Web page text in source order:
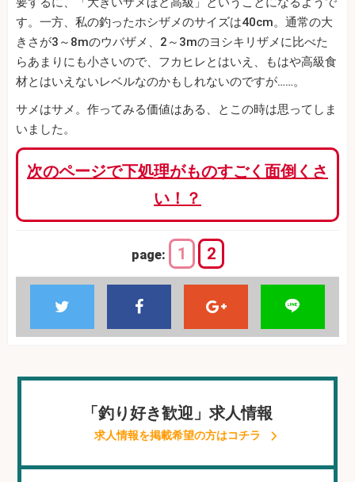
す。一方、私の釣ったホシザメのサイズは40cm。通常の大
きさが3～8mのウバザメ、2～3mのヨシキリザメに比べた
らあまりにも小さいので、フカヒレとはいえ、もはや高級食
材とはいえないレベルなのかもしれないのですが……。
サメはサメ。作ってみる価値はある、とこの時は思ってしま
いました。
次のページで下処理がものすごく面倒くさ
い！？
page: 1 2
「釣り好き歓迎」求人情報
求人情報を掲載希望の方はコチラ